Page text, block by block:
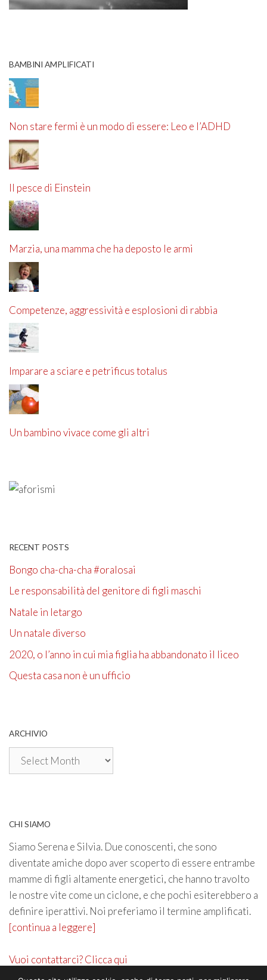
BAMBINI AMPLIFICATI
Non stare fermi è un modo di essere: Leo e l’ADHD
Il pesce di Einstein
Marzia, una mamma che ha deposto le armi
Competenze, aggressività e esplosioni di rabbia
Imparare a sciare e petrificus totalus
Un bambino vivace come gli altri
RECENT POSTS
Bongo cha-cha-cha #oralosai
Le responsabilità del genitore di figli maschi
Natale in letargo
Un natale diverso
2020, o l’anno in cui mia figlia ha abbandonato il liceo
Questa casa non è un ufficio
ARCHIVIO
Archivio
CHI SIAMO
Siamo Serena e Silvia. Due conoscenti, che sono
diventate amiche dopo aver scoperto di essere entrambe
mamme di figli altamente energetici, che hanno travolto
le nostre vite come un ciclone, e che pochi esiterebbero a
definire iperattivi. Noi preferiamo il termine amplificati.
[continua a leggere]
Vuoi contattarci? Clicca qui